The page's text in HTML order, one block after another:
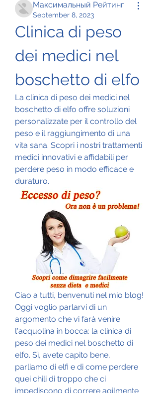
Максимальный Рейтинг
September 8, 2023
Clinica di peso
dei medici nel
boschetto di elfo
La clinica di peso dei medici nel
boschetto di elfo offre soluzioni
personalizzate per il controllo del
peso e il raggiungimento di una
vita sana. Scopri i nostri trattamenti
medici innovativi e affidabili per
perdere peso in modo efficace e
duraturo.
Ciao a tutti, benvenuti nel mio blog!
Oggi voglio parlarvi di un
argomento che vi farà venire
l'acquolina in bocca: la clinica di
peso dei medici nel boschetto di
elfo. Sì, avete capito bene,
parliamo di elfi e di come perdere
quei chili di troppo che ci
impediscono di correre agilmente